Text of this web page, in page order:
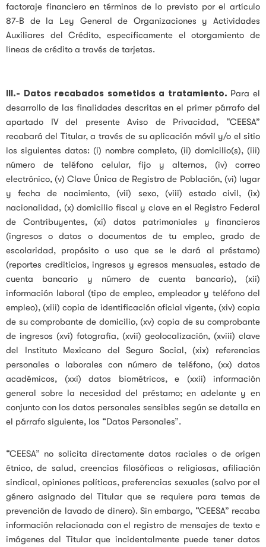
factoraje financiero en términos de lo previsto por el artículo
87-B de la Ley General de Organizaciones y Actividades
Auxiliares del Crédito, específicamente el otorgamiento de
líneas de crédito a través de tarjetas.
III.- Datos recabados sometidos a tratamiento. Para el
desarrollo de las finalidades descritas en el primer párrafo del
apartado IV del presente Aviso de Privacidad, “CEESA”
recabará del Titular, a través de su aplicación móvil y/o el sitio
los siguientes datos: (i) nombre completo, (ii) domicilio(s), (iii)
número de teléfono celular, fijo y alternos, (iv) correo
electrónico, (v) Clave Única de Registro de Población, (vi) lugar
y fecha de nacimiento, (vii) sexo, (viii) estado civil, (ix)
nacionalidad, (x) domicilio fiscal y clave en el Registro Federal
de Contribuyentes, (xi) datos patrimoniales y financieros
(ingresos o datos o documentos de tu empleo, grado de
escolaridad, propósito o uso que se le dará al préstamo)
(reportes crediticios, ingresos y egresos mensuales, estado de
cuenta bancario y número de cuenta bancario), (xii)
información laboral (tipo de empleo, empleador y teléfono del
empleo), (xiii) copia de identificación oficial vigente, (xiv) copia
de su comprobante de domicilio, (xv) copia de su comprobante
de ingresos (xvi) fotografía, (xvii) geolocalización, (xviii) clave
del Instituto Mexicano del Seguro Social, (xix) referencias
personales o laborales con número de teléfono, (xx) datos
académicos, (xxi) datos biométricos, e (xxii) información
general sobre la necesidad del préstamo; en adelante y en
conjunto con los datos personales sensibles según se detalla en
el párrafo siguiente, los “Datos Personales”.
“CEESA” no solicita directamente datos raciales o de origen
étnico, de salud, creencias filosóficas o religiosas, afiliación
sindical, opiniones políticas, preferencias sexuales (salvo por el
género asignado del Titular que se requiere para temas de
prevención de lavado de dinero). Sin embargo, “CEESA” recaba
información relacionada con el registro de mensajes de texto e
imágenes del Titular que incidentalmente puede tener datos